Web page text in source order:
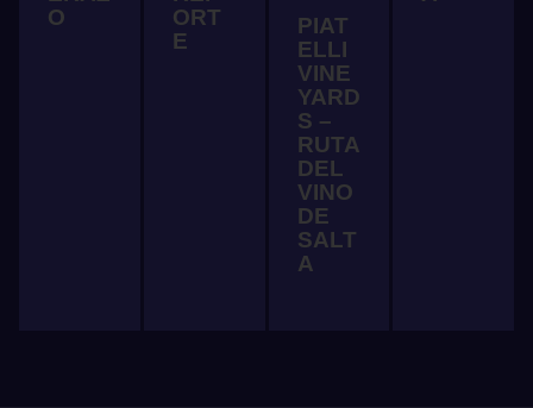
O
ORT
E
PIAT
ELLI
VINE
YARD
S –
RUTA
DEL
VINO
DE
SALT
A